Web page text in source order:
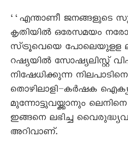
‘‘എന്താണീ ജനങ്ങളുടെ
കൃതിയിൽ ഒരേസമയം
സ്ട്രൂവെയെ പോലെയുളള
റഷ്യയിൽ സോഷ്യലിസ്റ്റ്
നിഷേധിക്കുന്ന
തൊഴിലാളി–കർഷക
മുന്നോട്ടുവയ്ക്കാനും
ഇങ്ങനെ ലഭിച്ച
അറിവാണ്.